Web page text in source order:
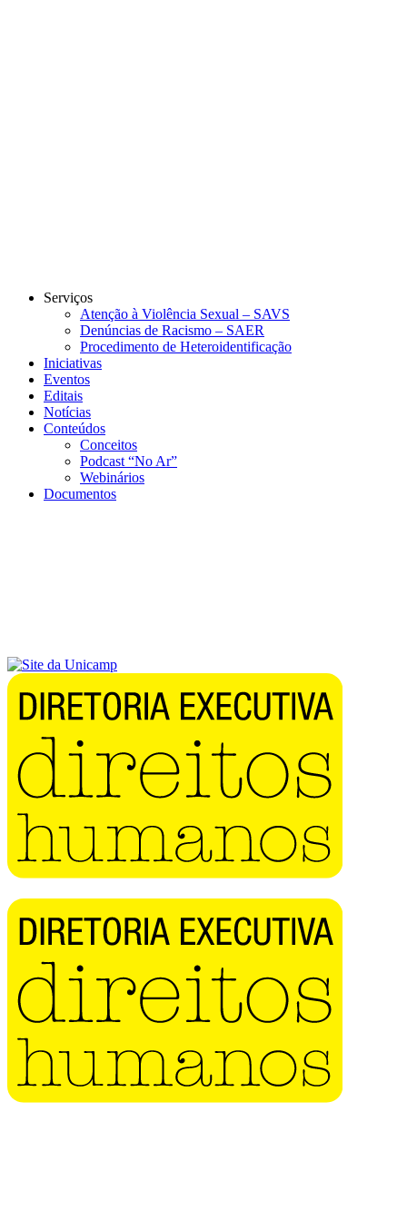
Serviços
Atenção à Violência Sexual – SAVS
Denúncias de Racismo – SAER
Procedimento de Heteroidentificação
Iniciativas
Eventos
Editais
Notícias
Conteúdos
Conceitos
Podcast “No Ar”
Webinários
Documentos